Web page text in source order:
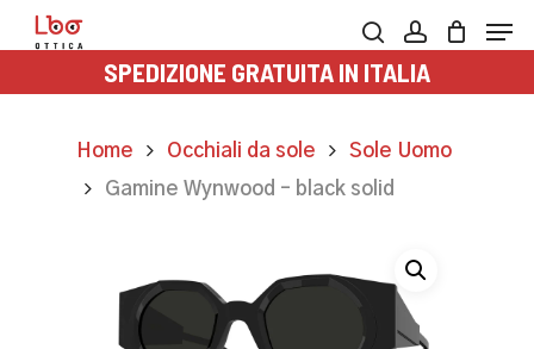
Skip
to
searchaccount
SPEDIZIONE GRATUITA IN ITALIA
Home Occhiali da sole
Sole Uomo
Gamine Wynwood – black solid